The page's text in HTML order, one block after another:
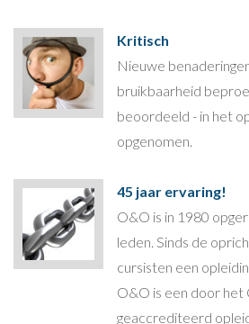
Kritisch
Nieuwe
bruikbaarheid
beoordeeld - in het
opgenomen.
45 jaar ervaring!
O&O is in 1980
leden. Sinds de
cursisten een
O&O is een door het
geaccrediteerd